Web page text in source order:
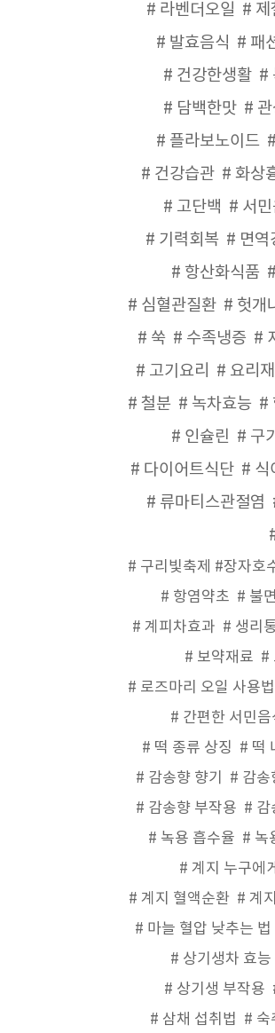
라벤더오일
제
발효음식
패
건강한생활
담백한맛
플라보노이드
건강습관
화상
고단백
서
기력회복
면역
항산화식품
심혈관질환
헛개
쑥
수족냉증
고기요리
요리
철분
녹차효능
인슐린
구
다이어트식단
식
류마티스관절염
구리빛축제 #장자호
항염약초
불
계피차효과
생리
보약재료
로즈마리 오일 사용법
간편한 서민음
떡 종류 상징
떡
감송향 향기
감송
감송향 부작용
감
녹용 흡수율
녹
계지 누구에
계지 혈액순환
계
마늘 혈압 낮추는 법
상기생차 효능
상기생 부작용
삼채 섭취법
숙